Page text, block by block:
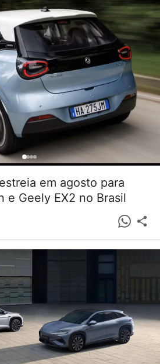
em agosto para
e Geely EX2 no Brasil